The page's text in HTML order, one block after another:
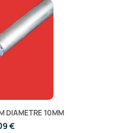
DIAMETRE 10MM
€